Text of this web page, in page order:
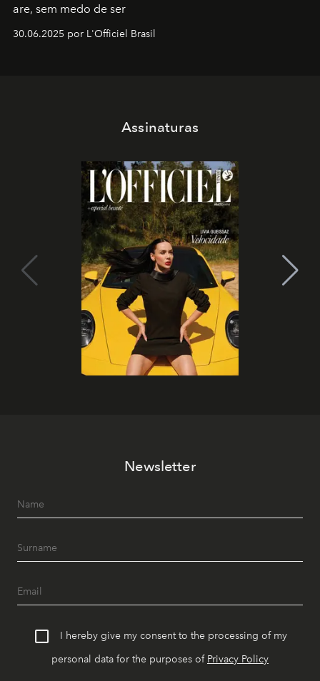
are, sem medo de ser
30.06.2025 por L'Officiel Brasil
Assinaturas
Newsletter
I hereby give my consent to the processing of my
personal data for the purposes of Privacy Policy